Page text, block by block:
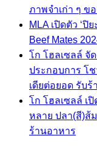
ภาพจำเก่า ๆ ข
MLA เปิดตัว ‘
Beef Mates
โก โฮลเซลล์ จั
ประกอบการ โ
เดียต่อยอด รับ
โก โฮลเซลล์ เ
หลาย ปลา(สี)ส้
ร้านอาหาร